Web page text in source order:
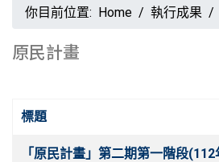
你目前位置: Home 執行成果
原民計畫
文章
標題
「原民計畫」第二期第一階段